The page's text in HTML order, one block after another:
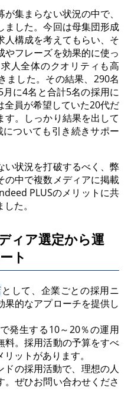
集まらない状況の中で、
ました。今回は母集団形成
人構成を考えてもらい、そ
フレーズを効果的に使っ
人全体のクオリティも高
ました。その結果、290名
に4名と合計5名の採用に
員が希望していた20代だ
す。しっかり結果を出して
ついても引き続きサポー
い状況を打破するべく、弊
の中で複数メディアに掲載
PLUSのメリットに共
た。
ィア選定から運
ト
として、企業ごとの採用ニ
果的なアプローチを提供し
発生する10～20％の運用
料。採用活動の予算をすべ
ットがあります。
の採用活動で、理想の人
ぜひお問い合わせくださ